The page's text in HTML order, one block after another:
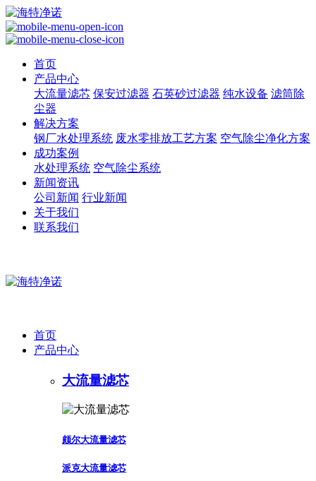
首页
产品中心
大流量滤芯 保安过滤器 石英砂过滤器 纯水设备 滤筒除
尘器
解决方案
钢厂水处理系统 废水零排放工艺方案 空气除尘净化方案
成功案例
水处理系统 空气除尘系统
新闻资讯
公司新闻 行业新闻
关于我们
联系我们
首页
产品中心
大流量滤芯
颇尔大流量滤芯
派克大流量滤芯